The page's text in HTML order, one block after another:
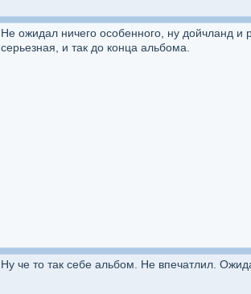
Не ожидал ничего особенного, ну дойчланд
серьезная, и так до конца альбома.
Ну че то так себе альбом. Не впечатлил.